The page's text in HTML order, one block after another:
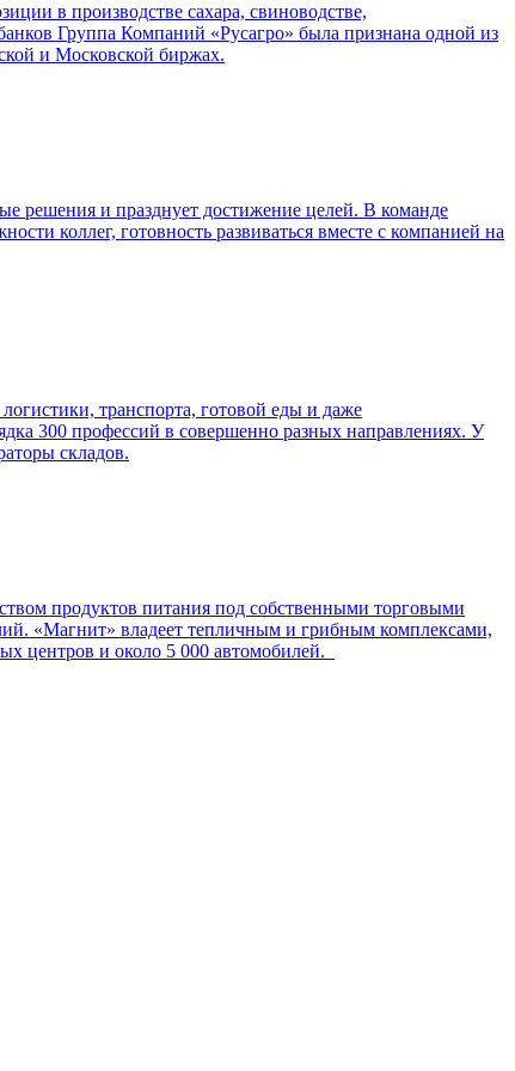
в производстве сахара, свиноводстве,
Группа Компаний «Русагро» была признана одной из
и Московской биржах.
решения и празднует достижение целей. В команде
коллег, готовность развиваться вместе с компанией на
транспорта, готовой еды и даже
300 профессий в совершенно разных направлениях. У
складов.
продуктов питания под собственными торговыми
«Магнит» владеет тепличным и грибным комплексами,
центров и около 5 000 автомобилей.